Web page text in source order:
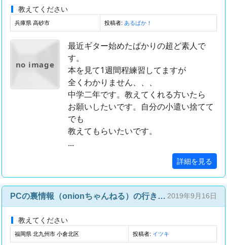
教えてください
兵庫県 高砂市 投稿者: あるぱか！
no image
最近ギター始めたばかりの超ど素人で
す。
本を見て1週間程練習してますが
全くわかりません、、、
中学二年です。教えてくれる方いたら
お願いしたいです。自分の小遣い捨てて
でも
教えてもらいたいです。
...
詳細を見る
PCの裏情報（onionちゃんねる）の行き方や裏知識などいろいろ教えてください。 2019年9月16日
教えてください
福岡県 北九州市 小倉北区 投稿者: イツキ